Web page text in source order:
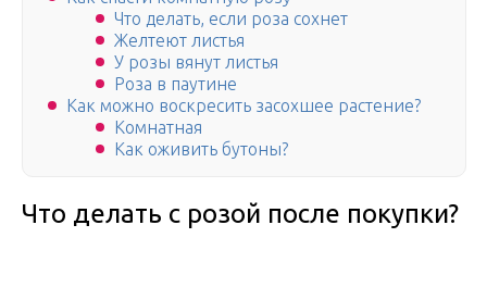
Что делать, если роза сохнет
Желтеют листья
У розы вянут листья
Роза в паутине
Как можно воскресить засохшее растение?
Комнатная
Как оживить бутоны?
Что делать с розой после покупки?